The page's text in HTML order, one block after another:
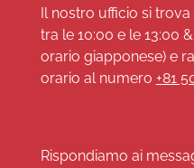
Il nostro ufficio si
tra le 10:00 e le 13:00
orario giapponese) e
orario al numero +81
Rispondiamo ai